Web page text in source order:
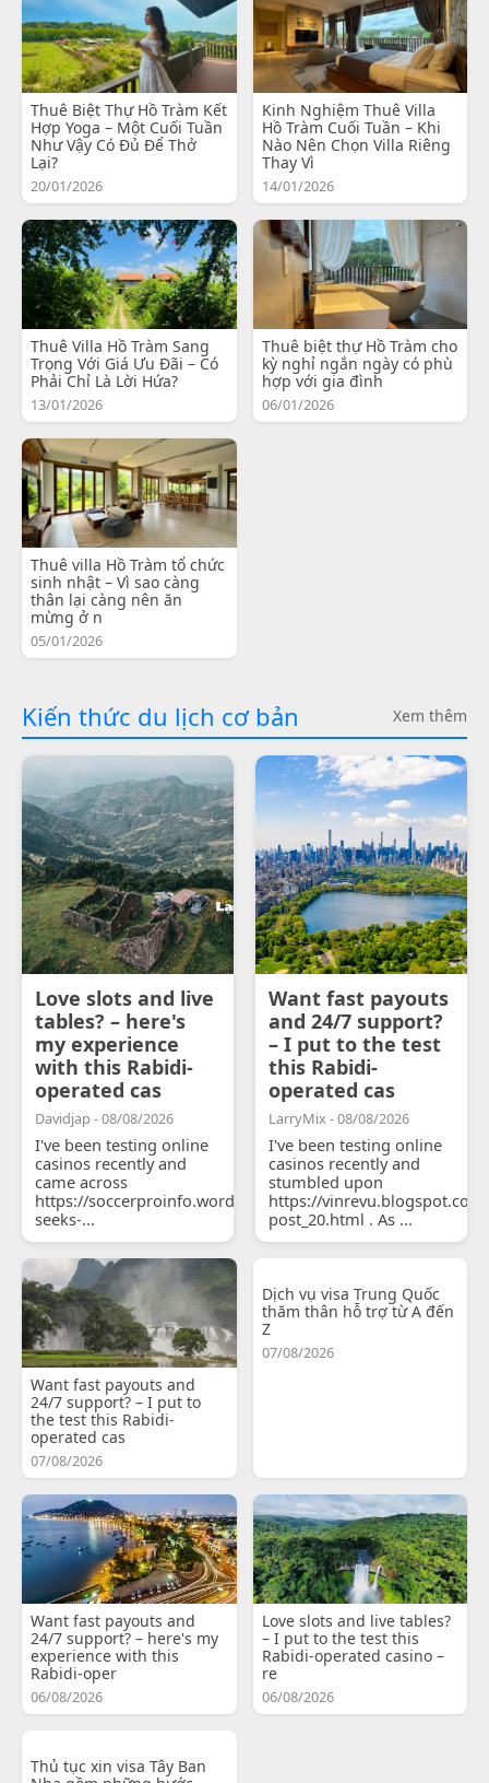
Thuê Biệt Thự Hồ Tràm Kết
Hợp Yoga – Một Cuối Tuần
Như Vậy Có Đủ Để Thở
Lại?
20/01/2026
Kinh Nghiệm Thuê Villa
Hồ Tràm Cuối Tuần – Khi
Nào Nên Chọn Villa Riêng
Thay Vì
14/01/2026
Thuê Villa Hồ Tràm Sang
Trọng Với Giá Ưu Đãi – Có
Phải Chỉ Là Lời Hứa?
13/01/2026
Thuê biệt thự Hồ Tràm cho
kỳ nghỉ ngắn ngày có phù
hợp với gia đình
06/01/2026
Thuê villa Hồ Tràm tổ chức
sinh nhật – Vì sao càng
thân lại càng nên ăn
mừng ở n
05/01/2026
Kiến thức du lịch cơ bản Xem thêm
Love slots and live
tables? – here's
my experience
with this Rabidi-
operated cas
Davidjap - 08/08/2026
I've been testing online
casinos recently and
came across
https://soccerproinfo.wordpress.com/2026/07/11/courtois-
seeks-...
Want fast payouts
and 24/7 support?
– I put to the test
this Rabidi-
operated cas
LarryMix - 08/08/2026
I've been testing online
casinos recently and
stumbled upon
https://
post_20.html . As ...
Want fast payouts and
24/7 support? – I put to
the test this Rabidi-
operated cas
07/08/2026
Dịch vụ visa Trung Quốc
thăm thân hỗ trợ từ A đến
Z
07/08/2026
Want fast payouts and
24/7 support? – here's my
experience with this
Rabidi-oper
06/08/2026
Love slots and live tables?
– I put to the test this
Rabidi-operated casino –
re
06/08/2026
Thủ tục xin visa Tây Ban